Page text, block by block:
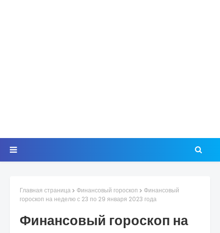
Главная страница Финансовый гороскоп
Финансовый
гороскоп на неделю с 23 по 29 января 2023 года
Финансовый гороскоп на